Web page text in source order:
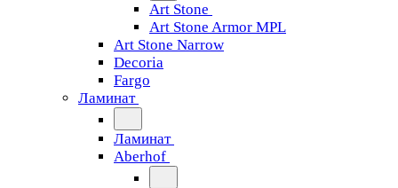
Art Stone
Art Stone Armor MPL
Art Stone Narrow
Decoria
Fargo
Ламинат
Ламинат
Aberhof